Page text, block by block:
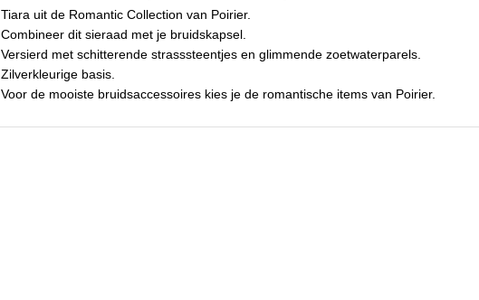
Tiara uit de Romantic Collection van Poirier.
Combineer dit sieraad met je bruidskapsel.
Versierd met schitterende strasssteentjes en glimmende zoetwaterparels.
Zilverkleurige basis.
Voor de mooiste bruidsaccessoires kies je de romantische items van Poirier.